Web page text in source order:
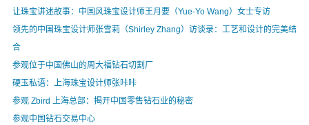
让珠宝讲述故事：中国风珠宝设计师王月要（Yue-Yo Wang）女士专访
领先的中国珠宝设计师张雪莉（Shirley Zhang）访谈录：工艺和设计的完美结
合
参观位于中国佛山的周大福钻石切割厂
硬玉私语：上海珠宝设计师张咔咔
参观 Zbird 上海总部：揭开中国零售钻石业的秘密
参观中国钻石交易中心